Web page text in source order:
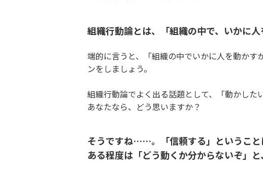
組織行動論とは、「組織の中で、いかに
端的に言うと、「組織の中でいかに人を動かす
ンをしましょう。
組織行動論でよく出る話題として、「動かした
あなたなら、どう思いますか？
そうですね……。「信頼する」ということ
ある程度は「どう動くか分からないぞ」